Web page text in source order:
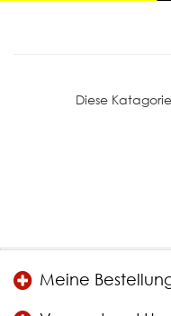
Diese
Meine